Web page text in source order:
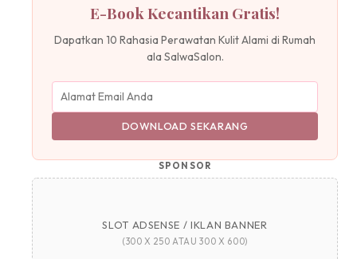
E-Book Kecantikan Gratis!
Dapatkan 10 Rahasia Perawatan Kulit Alami di Rumah
ala SalwaSalon.
DOWNLOAD SEKARANG
SPONSOR
SLOT ADSENSE / IKLAN BANNER
(300 X 250 ATAU 300 X 600)